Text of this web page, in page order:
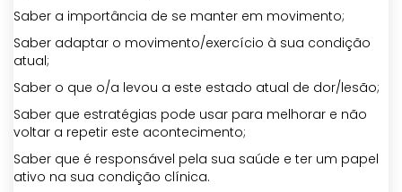
Saber a importância de se manter em movimento;
Saber adaptar o movimento/exercício à sua condição
atual;
Saber o que o/a levou a este estado atual de dor/lesão;
Saber que estratégias pode usar para melhorar e não
voltar a repetir este acontecimento;
Saber que é responsável pela sua saúde e ter um papel
ativo na sua condição clínica.